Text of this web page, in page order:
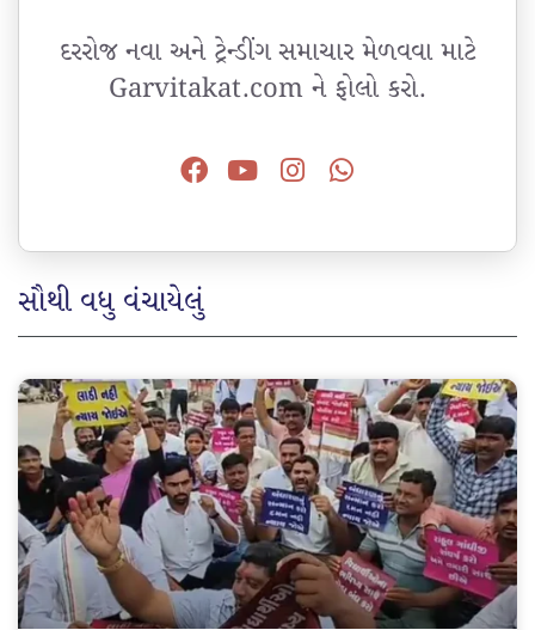
દરરોજ નવા અને ટ્રેન્ડીંગ સમાચાર મેળવવા માટે
Garvitakat.com ને ફોલો કરો.
સૌથી વધુ વંચાયેલું